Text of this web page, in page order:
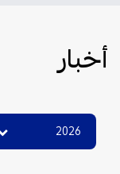
أخبار
2026